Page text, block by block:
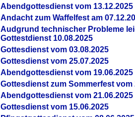
Abendgottesdienst vom 13.12.2025
Andacht zum Waffelfest am
Audgrund technischer Probleme
Gottestdienst 10.08.2025
Gottesdienst vom 03.08.2025
Gottesdienst vom 25.07.2025
Abendgottesdienst vom 19.06.2025
Gottesdienst zum Sommerfest vom
Abendgottesdienst vom 21.06.2025
Gottesdienst vom 15.06.2025